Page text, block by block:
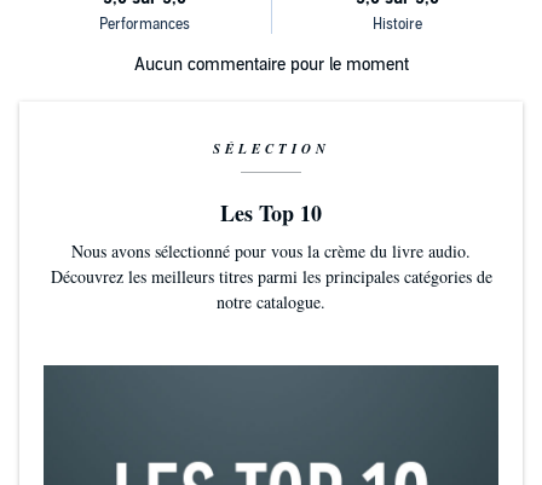
Aucun commentaire pour le moment
SÉLECTION
Les Top 10
Nous avons sélectionné pour vous la crème du livre audio.
Découvrez les meilleurs titres parmi les principales catégories de
notre catalogue.